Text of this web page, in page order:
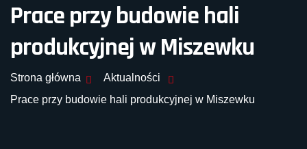
Prace przy budowie hali
produkcyjnej w Miszewku
Strona główna
Aktualności
Prace przy budowie hali produkcyjnej w Miszewku